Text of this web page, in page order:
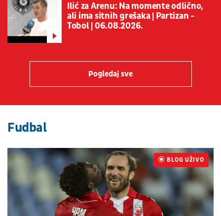
Ilić za Arenu: Na momente odlično,
ali ima sitnih grešaka | Partizan -
Tobol | 06.08.2026.
Pogledaj sve
Fudbal
UŽIVO
BLOG UŽIVO